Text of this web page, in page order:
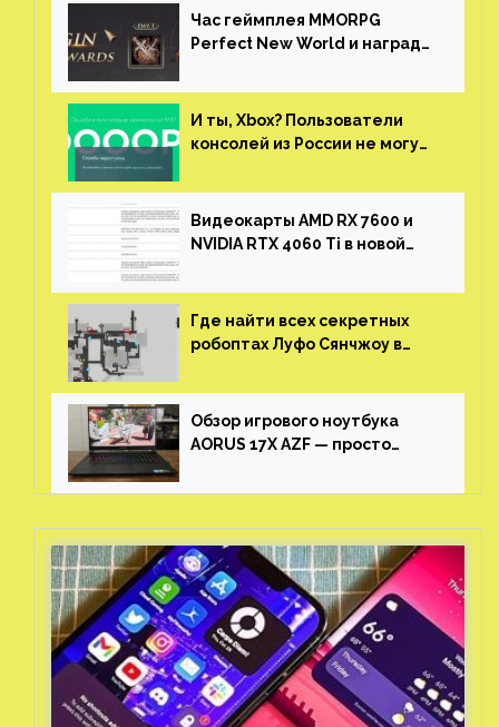
Час геймплея MMORPG
Perfect New World и награды
И ты, Xbox? Пользователи
консолей из России не могут
Видеокарты AMD RX 7600 и
NVIDIA RTX 4060 Ti в новой
Где найти всех секретных
робоптах Луфо Сянчжоу в
Обзор игрового ноутбука
AORUS 17X AZF — просто